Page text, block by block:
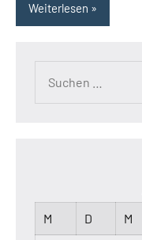
Weiterlesen
M
D M